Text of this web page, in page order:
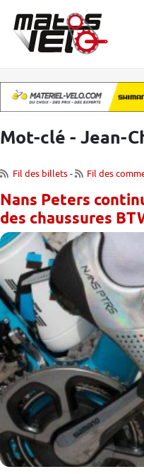
Mot-clé - Jean-
Fil des billets- Fil des
Nans Peters
des chaussures